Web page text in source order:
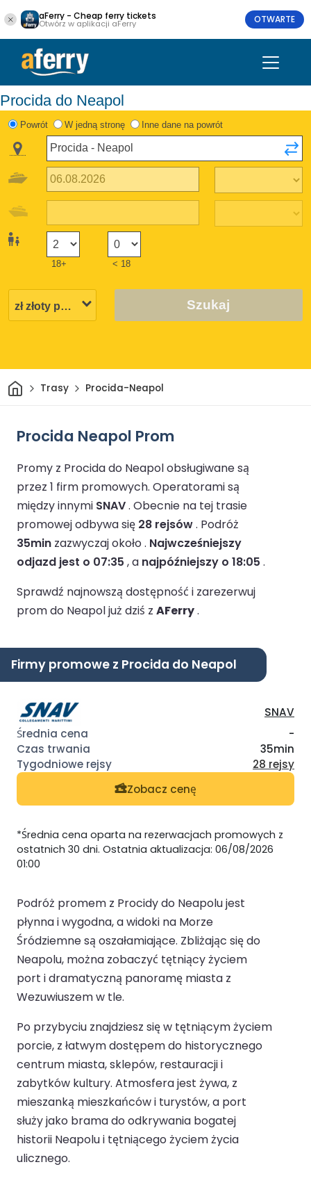
aFerry - Cheap ferry tickets
Otwórz w aplikacji aFerry OTWARTE
Procida do Neapol
Powrót W jedną stronę Inne dane na powrót
18+ < 18
Szukaj
DomTrasy Procida-Neapol
Procida Neapol Prom
Promy z Procida do Neapol obsługiwane są
przez 1 firm promowych. Operatorami są
między innymi SNAV. Obecnie na tej trasie
promowej odbywa się 28 rejsów. Podróż
35min zazwyczaj około . Najwcześniejszy
odjazd jest o 07:35 , a najpóźniejszy o 18:05 .
Sprawdź najnowszą dostępność i zarezerwuj
prom do Neapol już dziś z AFerry.
Firmy promowe z Procida do Neapol
SNAV
-
35min
28 rejsy
Zobacz cenę
*Średnia cena oparta na rezerwacjach promowych z
ostatnich 30 dni. Ostatnia aktualizacja: 06/08/2026
01:00
Podróż promem z Procidy do Neapolu jest
płynna i wygodna, a widoki na Morze
Śródziemne są oszałamiające. Zbliżając się do
Neapolu, można zobaczyć tętniący życiem
port i dramatyczną panoramę miasta z
Wezuwiuszem w tle.
Po przybyciu znajdziesz się w tętniącym życiem
porcie, z łatwym dostępem do historycznego
centrum miasta, sklepów, restauracji i
zabytków kultury. Atmosfera jest żywa, z
mieszanką mieszkańców i turystów, a port
służy jako brama do odkrywania bogatej
historii Neapolu i tętniącego życiem życia
ulicznego.